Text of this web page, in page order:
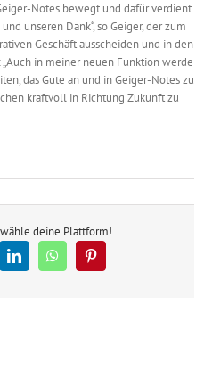
Notes bewegt und dafür verdient
unseren Dank“, so Geiger, der zum
Geschäft ausscheiden und in den
in meiner neuen Funktion werde
das Gute an und in Geiger-Notes zu
kraftvoll in Richtung Zukunft zu
deine Plattform!
LinkedInWhatsAppPinterest